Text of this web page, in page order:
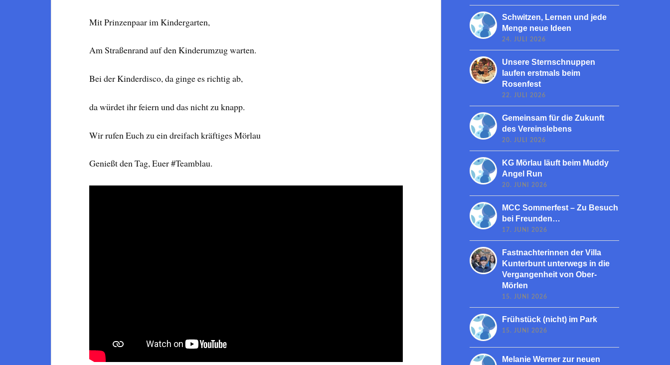
Mit Prinzenpaar im Kindergarten,
Am Straßenrand auf den Kinderumzug warten.
Bei der Kinderdisco, da ginge es richtig ab,
da würdet ihr feiern und das nicht zu knapp.
Wir rufen Euch zu ein dreifach kräftiges Mörlau
Genießt den Tag, Euer #Teamblau.
Schwitzen, Lernen und jede
Menge neue Ideen
24. JULI 2026
Unsere Sternschnuppen
laufen erstmals beim
Rosenfest
22. JULI 2026
Gemeinsam für die Zukunft
des Vereinslebens
20. JULI 2026
KG Mörlau läuft beim Muddy
Angel Run
20. JUNI 2026
MCC Sommerfest – Zu Besuch
bei Freunden…
17. JUNI 2026
Fastnachterinnen der Villa
Kunterbunt unterwegs in die
Vergangenheit von Ober-
Mörlen
15. JUNI 2026
Frühstück (nicht) im Park
15. JUNI 2026
Melanie Werner zur neuen